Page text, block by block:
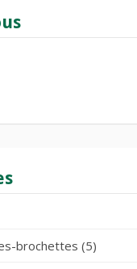
brochettes (5)